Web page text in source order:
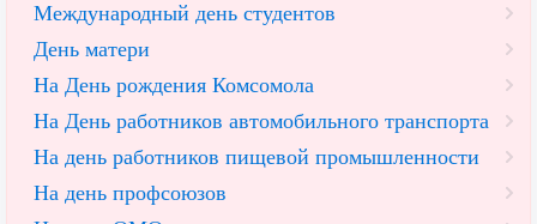
Международный день студентов
День матери
На День рождения Комсомола
На День работников автомобильного транспорта
На день работников пищевой промышленности
На день профсоюзов